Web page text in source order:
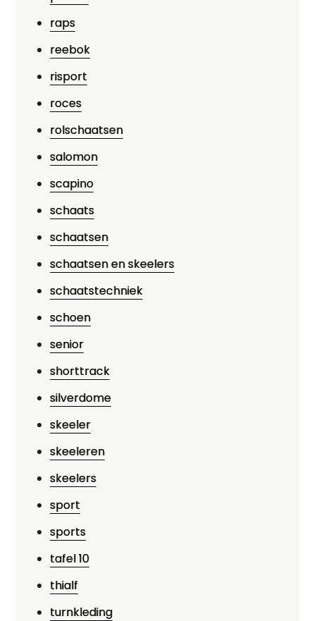
raps
reebok
risport
roces
rolschaatsen
salomon
scapino
schaats
schaatsen
schaatsen en skeelers
schaatstechniek
schoen
senior
shorttrack
silverdome
skeeler
skeeleren
skeelers
sport
sports
tafel 10
thialf
turnkleding